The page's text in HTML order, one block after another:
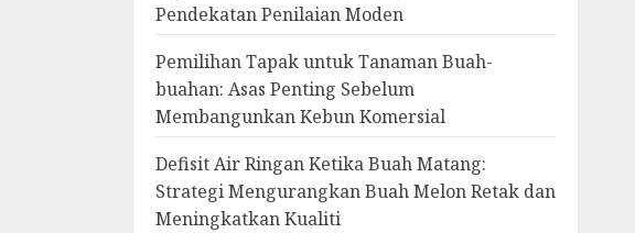
Pendekatan Penilaian Moden
Pemilihan Tapak untuk Tanaman Buah-
buahan: Asas Penting Sebelum
Membangunkan Kebun Komersial
Defisit Air Ringan Ketika Buah Matang:
Strategi Mengurangkan Buah Melon Retak dan
Meningkatkan Kualiti